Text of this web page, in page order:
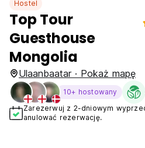
Hostel
Top Tour
Guesthouse
Mongolia
Ulaanbaatar · Pokaż mapę
10+ hostowany
Zarezerwuj z 2-dniowym
anulować rezerwację.